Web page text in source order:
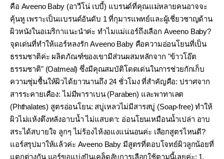
คือ Aveeno Baby (อาวีโน่ เบบี้) แบรนด์ที่คุณแม่หลายคนอาจจะ
คุ้นหู เพราะเป็นแบรนด์อันดับ 1 ที่กุมารแพทย์และผู้เชี่ยวชาญด้าน
ผิวหนังในอเมริกาแนะนำค่ะ ทำไมแม่แอร์ถึงเลือก Aveeno Baby?
จุดเด่นที่ทำให้แอร์หลงรัก Aveeno Baby คือความอ่อนโยนที่เป็น
ธรรมชาติค่ะ ผลิตภัณฑ์ของเขามีส่วนผสมหลักจาก "ข้าวโอ๊ต
ธรรมชาติ" (Oatmeal) ซึ่งมีคุณสมบัติโดดเด่นในการช่วยกักเก็บ
ความชุ่มชื้นให้ผิวได้ยาวนานถึง 24 ชั่วโมง ที่สำคัญคือ: ปราศจาก
สารระคายเคือง: ไม่มีพาราเบน (Paraben) และพาทาเลต
(Phthalates) สูตรอ่อนโยน: สบู่เหลวไม่มีสารสบู่ (Soap-free) ทำให้
ผิวไม่แห้งตึงหลังอาบน้ำ ไม่แสบตา: อ่อนโยนเหมือนน้ำเปล่า อาบ
สระได้สบายใจ ลูกๆ ไม่ร้องไห้งอแงแน่นอนค่ะ เลือกสูตรไหนดี?
แอร์สรุปมาให้แล้วค่ะ Aveeno Baby มีสูตรที่ตอบโจทย์ผิวลูกน้อยที่
แตกต่างกัน แอร์ขอแบ่งปันเคล็ดลับการเลือกใช้ตามนี้เลยค่ะ: 1.